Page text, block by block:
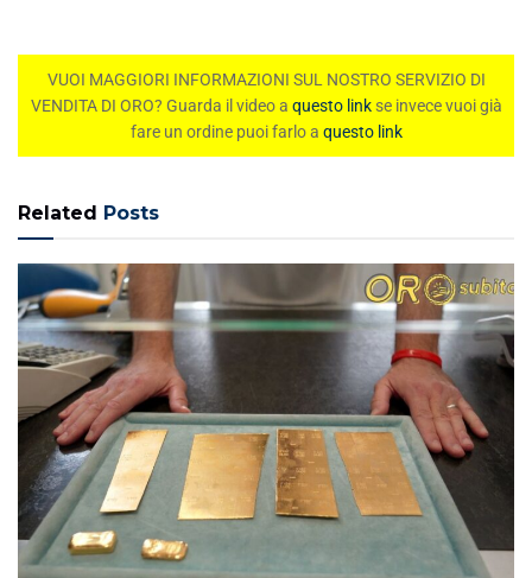
VUOI MAGGIORI INFORMAZIONI SUL NOSTRO SERVIZIO DI
VENDITA DI ORO? Guarda il video a questo linkse invece vuoi già
fare un ordine puoi farlo a questo link
Related Posts